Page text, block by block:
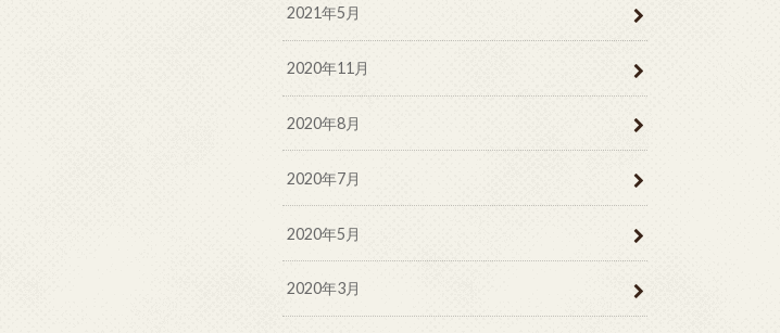
2021年5月
2020年11月
2020年8月
2020年7月
2020年5月
2020年3月